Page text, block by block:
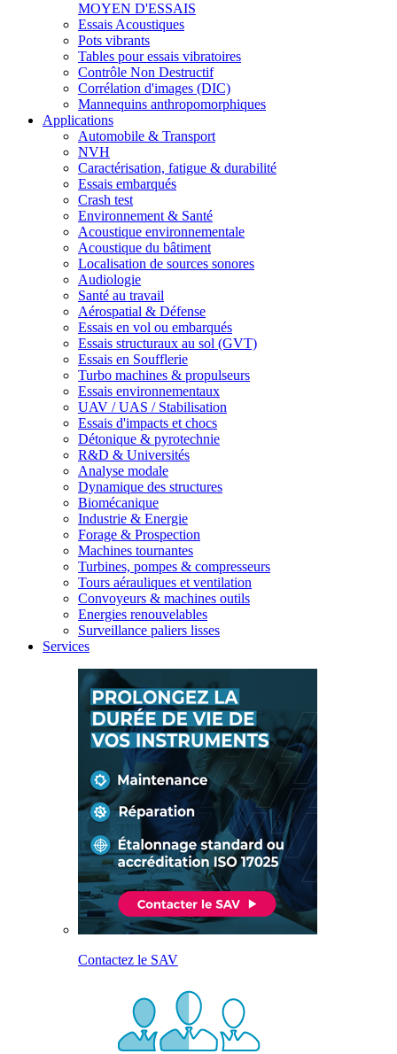
MOYEN D'ESSAIS
Essais Acoustiques
Pots vibrants
Tables pour essais vibratoires
Contrôle Non Destructif
Corrélation d'images (DIC)
Mannequins anthropomorphiques
Applications
Automobile & Transport
NVH
Caractérisation, fatigue & durabilité
Essais embarqués
Crash test
Environnement & Santé
Acoustique environnementale
Acoustique du bâtiment
Localisation de sources sonores
Audiologie
Santé au travail
Aérospatial & Défense
Essais en vol ou embarqués
Essais structuraux au sol (GVT)
Essais en Soufflerie
Turbo machines & propulseurs
Essais environnementaux
UAV / UAS / Stabilisation
Essais d'impacts et chocs
Détonique & pyrotechnie
R&D & Universités
Analyse modale
Dynamique des structures
Biomécanique
Industrie & Energie
Forage & Prospection
Machines tournantes
Turbines, pompes & compresseurs
Tours aérauliques et ventilation
Convoyeurs & machines outils
Energies renouvelables
Surveillance paliers lisses
Services
Contactez le SAV